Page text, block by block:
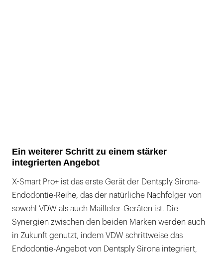
Ein weiterer Schritt zu einem stärker
integrierten Angebot
X-Smart Pro+ ist das erste Gerät der Dentsply Sirona-
Endodontie-Reihe, das der natürliche Nachfolger von
sowohl VDW als auch Maillefer-Geräten ist. Die
Synergien zwischen den beiden Marken werden auch
in Zukunft genutzt, indem VDW schrittweise das
Endodontie-Angebot von Dentsply Sirona integriert,